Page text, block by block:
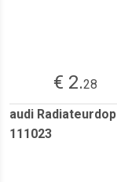
€ 2.28
audi Radiateurdop
111023